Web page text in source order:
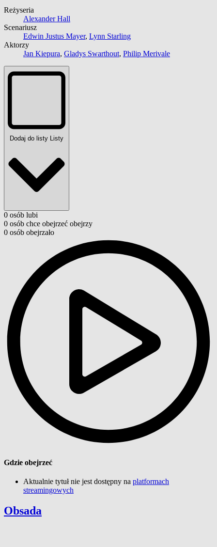
Reżyseria
Alexander Hall
Scenariusz
Edwin Justus Mayer, Lynn Starling
Aktorzy
Jan Kiepura, Gladys Swarthout, Philip Merivale
Dodaj do listy Listy
0 osób lubi
0 osób chce obejrzeć obejrzy
0 osób obejrzało
Gdzie obejrzeć
Aktualnie tytuł nie jest dostępny na platformach
streamingowych
Obsada